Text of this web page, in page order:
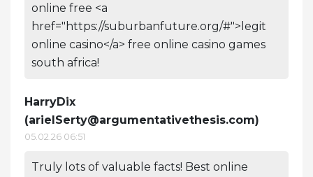
online free <a
href="https://suburbanfuture.org/#">legit
online casino</a> free online casino games
south africa!
HarryDix
(arielSerty@argumentativethesis.com)
05.02.26 06:51
Truly lots of valuable facts! Best online